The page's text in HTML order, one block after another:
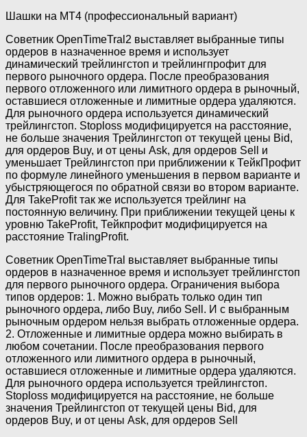
Шашки на МТ4 (профессиональный вариант)
Советник OpenTimeTral2 выставляет выбранные типы
ордеров в назначенное время и использует
динамический трейлингстоп и трейлингпрофит для
первого рыночного ордера. После преобразования
первого отложенного или лимитного ордера в рыночный,
оставшиеся отложенные и лимитные ордера удаляются.
Для рыночного ордера используется динамический
трейлингстоп. Stoploss модифицируется на расстояние,
не больше значения Трейлингстоп от текущей цены Bid,
для ордеров Buy, и от цены Ask, для ордеров Sell и
уменьшает Трейлингстоп при приближении к ТейкПрофит
по формуле линейного уменьшения в первом варианте и
убыстряющегося по обратной связи во втором варианте.
Для TakeProfit так же используется трейлинг на
постоянную величину. При приближении текущей цены к
уровню TakeProfit, Тейкпрофит модифицируется на
расстояние TralingProfit.
Советник OpenTimeTral выставляет выбранные типы
ордеров в назначенное время и использует трейлингстоп
для первого рыночного ордера. Ограничения выбора
типов ордеров: 1. Можно выбрать только один тип
рыночного ордера, либо Buy, либо Sell. И с выбранным
рыночным ордером нельзя выбрать отложенные ордера.
2. Отложенные и лимитные ордера можно выбирать в
любом сочетании. После преобразования первого
отложенного или лимитного ордера в рыночный,
оставшиеся отложенные и лимитные ордера удаляются.
Для рыночного ордера используется трейлингстоп.
Stoploss модифицируется на расстояние, не больше
значения Трейлингстоп от текущей цены Bid, для
ордеров Buy, и от цены Ask, для ордеров Sell